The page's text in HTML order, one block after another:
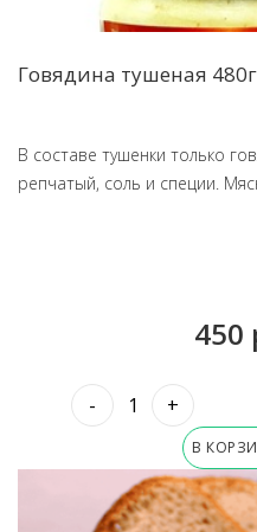
Говядина тушеная 480г
В составе тушенки только
репчатый, соль и специи.
450
- +
В